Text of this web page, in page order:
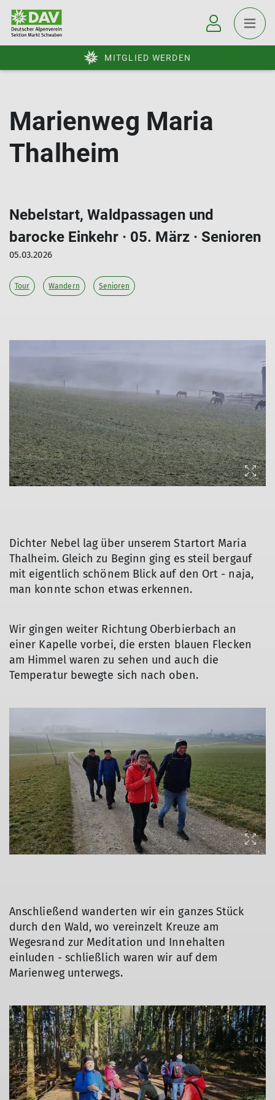
MITGLIED WERDEN
Marienweg Maria
Thalheim
Nebelstart, Waldpassagen und
barocke Einkehr · 05. März · Senioren
05.03.2026
Tour Wandern Senioren
Dichter Nebel lag über unserem Startort Maria
Thalheim. Gleich zu Beginn ging es steil bergauf
mit eigentlich schönem Blick auf den Ort - naja,
man konnte schon etwas erkennen.
Wir gingen weiter Richtung Oberbierbach an
einer Kapelle vorbei, die ersten blauen Flecken
am Himmel waren zu sehen und auch die
Temperatur bewegte sich nach oben.
Anschließend wanderten wir ein ganzes Stück
durch den Wald, wo vereinzelt Kreuze am
Wegesrand zur Meditation und Innehalten
einluden - schließlich waren wir auf dem
Marienweg unterwegs.